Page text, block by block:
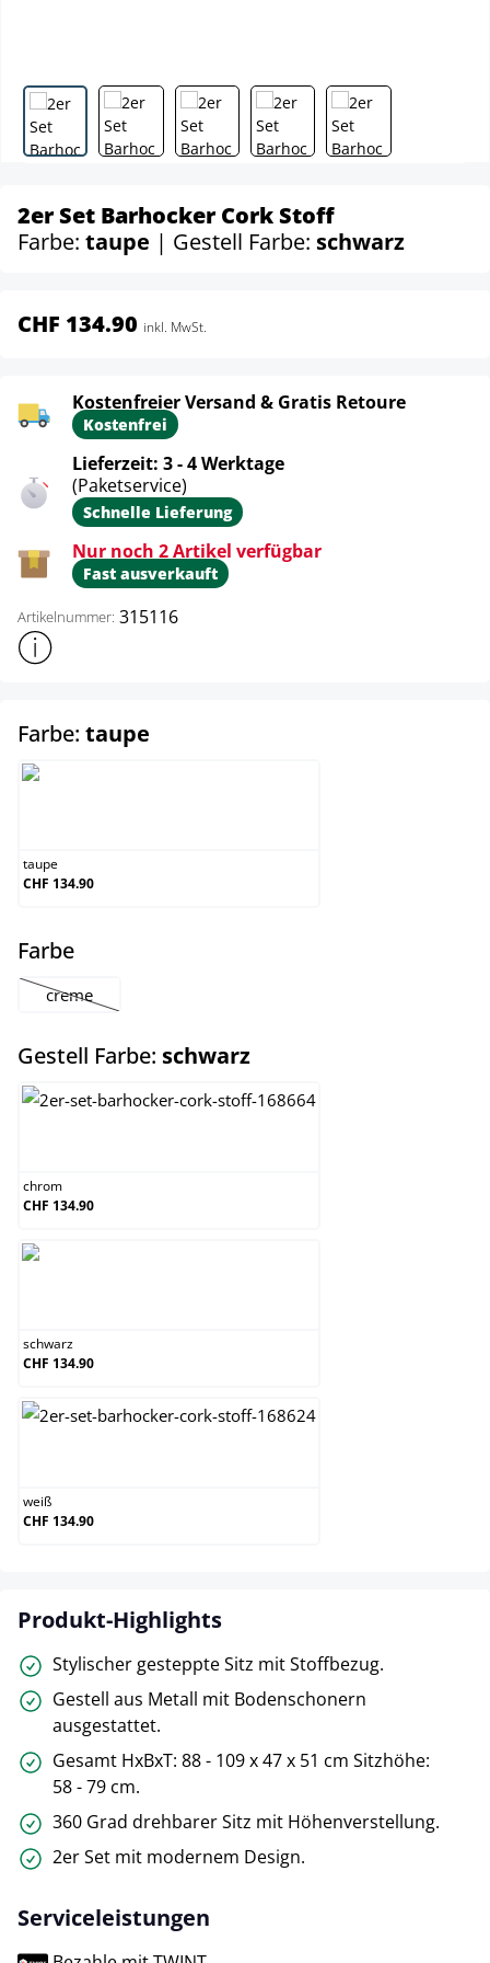
2er Set Barhocker Cork Stoff
Farbe: taupe | Gestell Farbe: schwarz
CHF 134.90 inkl. MwSt.
Kostenfreier Versand & Gratis Retoure
Kostenfrei
Lieferzeit: 3 - 4 Werktage
(Paketservice)
Schnelle Lieferung
Nur noch 2 Artikel verfügbar
Fast ausverkauft
Artikelnummer: 315116
Weitere Produktinformationen anzeigen
Farbe: taupe
taupe
CHF 134.90
Farbeauswählen
creme
(Diese Option ist zurzeit nicht verfügbar.)
Gestell Farbe: schwarzauswählen
chrom
CHF 134.90
schwarz
CHF 134.90
weiß
CHF 134.90
Produkt-Highlights
Stylischer gesteppte Sitz mit Stoffbezug.
Gestell aus Metall mit Bodenschonern
ausgestattet.
Gesamt HxBxT: 88 - 109 x 47 x 51 cm Sitzhöhe:
58 - 79 cm.
360 Grad drehbarer Sitz mit Höhenverstellung.
2er Set mit modernem Design.
Serviceleistungen